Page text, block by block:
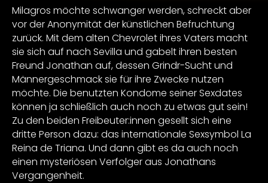
Milagros möchte schwanger werden, schreckt aber
vor der Anonymität der künstlichen Befruchtung
zurück. Mit dem alten Chevrolet ihres Vaters macht
sie sich auf nach Sevilla und gabelt ihren besten
Freund Jonathan auf, dessen Grindr-Sucht und
Männergeschmack sie für ihre Zwecke nutzen
möchte. Die benutzten Kondome seiner Sexdates
können ja schließlich auch noch zu etwas gut sein!
Zu den beiden Freibeuter:innen gesellt sich eine
dritte Person dazu: das internationale Sexsymbol La
Reina de Triana. Und dann gibt es da auch noch
einen mysteriösen Verfolger aus Jonathans
Vergangenheit.